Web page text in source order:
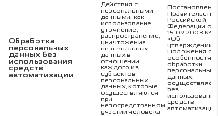
Обработка
персональных
данных без
использования
средств
автоматизации
Действия с
персональными
данными, как
использование,
уточнение,
распространение,
уничтожение
персональных
данных в
отношении
каждого из
субъектов
персональных
данных, которые
осуществляются
при
непосредственном
участии человека
Правительства
Российской
Федерации от
15.09.2008 №
«Об
утверждении
Положения об
особенностях
обработки
персональных
данных,
без
использования
средств